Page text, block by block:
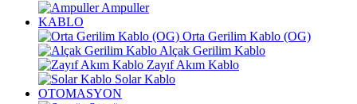
Ampuller
KABLO
Orta Gerilim Kablo (OG)
Alçak Gerilim Kablo
Zayıf Akım Kablo
Solar Kablo
OTOMASYON